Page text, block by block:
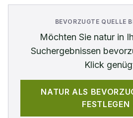
BEVORZUGTE QUELLE
Möchten Sie naturin
Suchergebnissen
Klick
NATUR ALS